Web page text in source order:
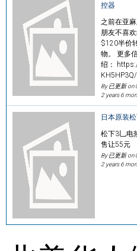
控器
之前在亚
朋友不喜
$120半价
物。 更多
绍：
KH5HP3Q/…
By 已更新 on
2 years 6
日本原装
松下3乚电
售让55元
By 已更新 on
2 years 6